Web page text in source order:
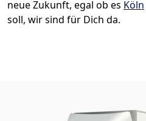
neue Zukunft, egal ob es Köln
soll, wir sind für Dich da.